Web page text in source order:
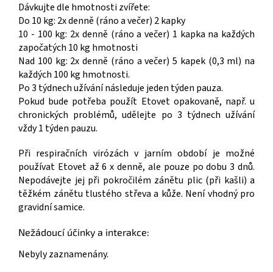
Dávkujte dle hmotnosti zvířete:
Do 10 kg: 2x denně (ráno a večer) 2 kapky
10 - 100 kg: 2x denně (ráno a večer) 1 kapka na každých
započatých 10 kg hmotnosti
Nad 100 kg: 2x denně (ráno a večer) 5 kapek (0,3 ml) na
každých 100 kg hmotnosti.
Po 3 týdnech užívání následuje jeden týden pauza.
Pokud bude potřeba použít Etovet opakovaně, např. u
chronických problémů, udělejte po 3 týdnech užívání
vždy 1 týden pauzu.
Při respiračních virózách v jarním období je možné
používat Etovet až 6 x denně, ale pouze po dobu 3 dnů.
Nepodávejte jej při pokročilém zánětu plic (při kašli) a
těžkém zánětu tlustého střeva a kůže. Není vhodný pro
gravidní samice.
Nežádoucí účinky a interakce:
Nebyly zaznamenány.